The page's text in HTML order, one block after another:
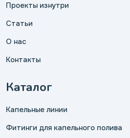
Проекты изнутри
Статьи
О нас
Контакты
Каталог
Капельные линии
Фитинги для капельного полива